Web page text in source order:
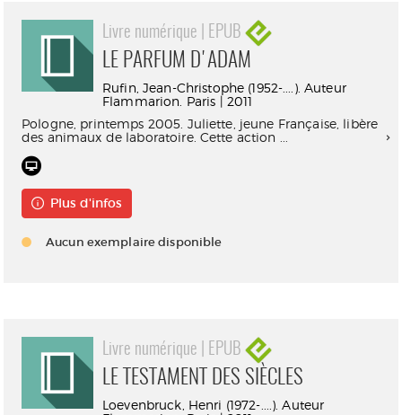
Livre numérique | EPUB
LE PARFUM D'ADAM
Rufin, Jean-Christophe (1952-....). Auteur
Flammarion. Paris | 2011
Pologne, printemps 2005. Juliette, jeune Française, libère
des animaux de laboratoire. Cette action ...
Plus d'infos
Aucun exemplaire disponible
Livre numérique | EPUB
LE TESTAMENT DES SIÈCLES
Loevenbruck, Henri (1972-....). Auteur